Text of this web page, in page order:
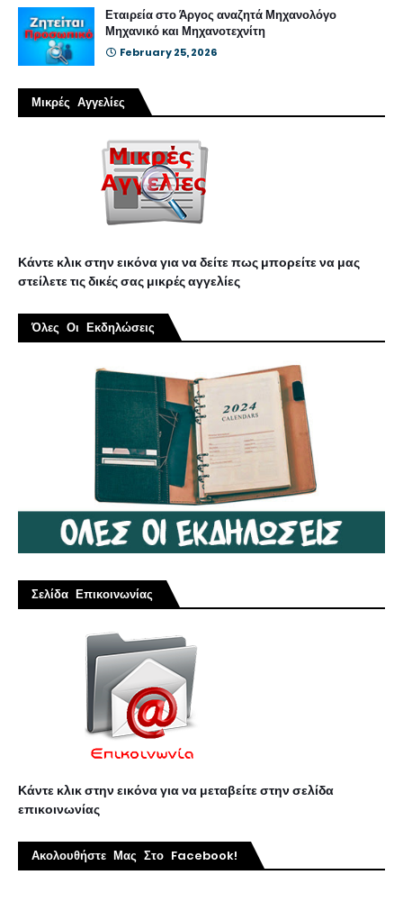
Εταιρεία στο Άργος αναζητά Μηχανολόγο
Μηχανικό και Μηχανοτεχνίτη
February 25, 2026
Μικρές Αγγελίες
Κάντε κλικ στην εικόνα για να δείτε πως μπορείτε να μας
στείλετε τις δικές σας μικρές αγγελίες
Όλες Οι Εκδηλώσεις
Σελίδα Επικοινωνίας
Κάντε κλικ στην εικόνα για να μεταβείτε στην σελίδα
επικοινωνίας
Ακολουθήστε Μας Στο Facebook!